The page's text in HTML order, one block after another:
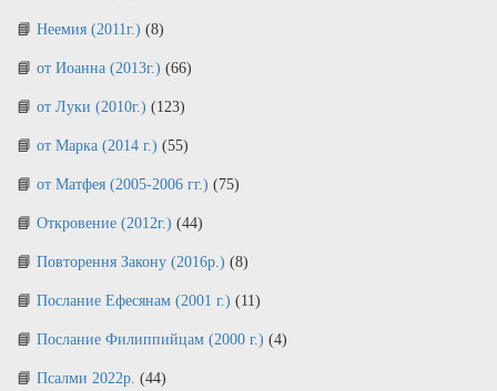
Неемия (2011г.) (8)
от Иоанна (2013г.) (66)
от Луки (2010г.) (123)
от Марка (2014 г.) (55)
от Матфея (2005-2006 гг.) (75)
Откровение (2012г.) (44)
Повторення Закону (2016р.) (8)
Послание Ефесянам (2001 г.) (11)
Послание Филиппийцам (2000 г.) (4)
Псалми 2022р. (44)